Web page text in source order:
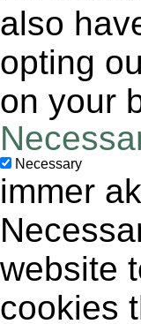
also
opting
on your
Necessary
immer
website
cookies